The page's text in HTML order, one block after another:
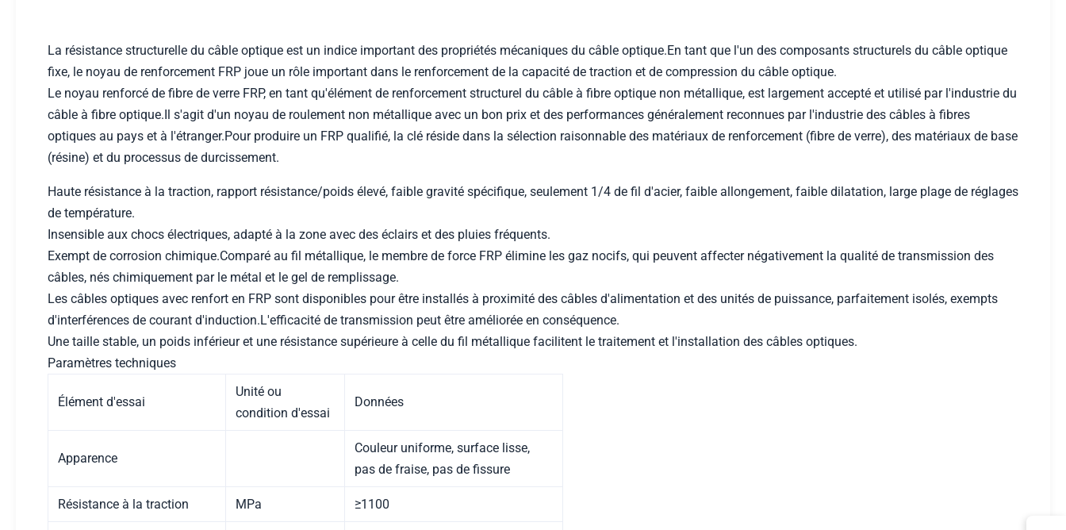
La résistance structurelle du câble optique est un indice important des propriétés mécaniques du câble optique.En tant que l'un des composants structurels du câble optique
fixe, le noyau de renforcement FRP joue un rôle important dans le renforcement de la capacité de traction et de compression du câble optique.
Le noyau renforcé de fibre de verre FRP, en tant qu'élément de renforcement structurel du câble à fibre optique non métallique, est largement accepté et utilisé par l'industrie du
câble à fibre optique.Il s'agit d'un noyau de roulement non métallique avec un bon prix et des performances généralement reconnues par l'industrie des câbles à fibres
optiques au pays et à l'étranger.Pour produire un FRP qualifié, la clé réside dans la sélection raisonnable des matériaux de renforcement (fibre de verre), des matériaux de base
(résine) et du processus de durcissement.
Haute résistance à la traction, rapport résistance/poids élevé, faible gravité spécifique, seulement 1/4 de fil d'acier, faible allongement, faible dilatation, large plage de réglages
de température.
Insensible aux chocs électriques, adapté à la zone avec des éclairs et des pluies fréquents.
Exempt de corrosion chimique.Comparé au fil métallique, le membre de force FRP élimine les gaz nocifs, qui peuvent affecter négativement la qualité de transmission des
câbles, nés chimiquement par le métal et le gel de remplissage.
Les câbles optiques avec renfort en FRP sont disponibles pour être installés à proximité des câbles d'alimentation et des unités de puissance, parfaitement isolés, exempts
d'interférences de courant d'induction.L'efficacité de transmission peut être améliorée en conséquence.
Une taille stable, un poids inférieur et une résistance supérieure à celle du fil métallique facilitent le traitement et l'installation des câbles optiques.
Paramètres techniques
Élément d'essai
Unité ou
condition d'essai
Données
Apparence
Couleur uniforme, surface lisse,
pas de fraise, pas de fissure
Résistance à la traction MPa ≥1100